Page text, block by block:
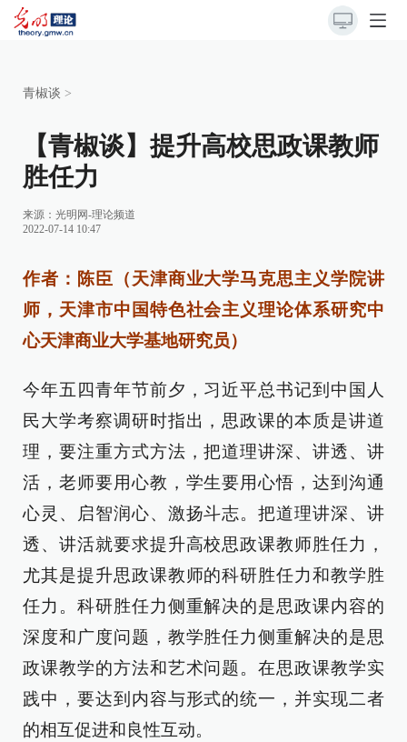
青椒谈 >
【青椒谈】提升高校思政课教师
胜任力
来源： 光明网-理论频道
2022-07-14 10:47
作者：陈臣（天津商业大学马克思主义学院讲
师，天津市中国特色社会主义理论体系研究中
心天津商业大学基地研究员）
今年五四青年节前夕，习近平总书记到中国人
民大学考察调研时指出，思政课的本质是讲道
理，要注重方式方法，把道理讲深、讲透、讲
活，老师要用心教，学生要用心悟，达到沟通
心灵、启智润心、激扬斗志。把道理讲深、讲
透、讲活就要求提升高校思政课教师胜任力，
尤其是提升思政课教师的科研胜任力和教学胜
任力。科研胜任力侧重解决的是思政课内容的
深度和广度问题，教学胜任力侧重解决的是思
政课教学的方法和艺术问题。在思政课教学实
践中，要达到内容与形式的统一，并实现二者
的相互促进和良性互动。